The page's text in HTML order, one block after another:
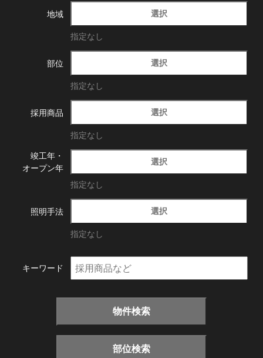
地域 選択
指定なし
部位 選択
指定なし
採用商品 選択
指定なし
竣工年・
オープン年
選択
指定なし
照明手法 選択
指定なし
キーワード
物件検索
部位検索